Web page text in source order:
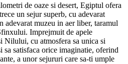
de oaze si desert, Egiptul ofera
un sejur superb, cu adevarat
muzeu in aer liber, taramul
Imprejmuit de apele
cu atmosfera sa unica si
sa satisfaca orice imaginatie, oferind
a unor sejururi care sa-ti umple